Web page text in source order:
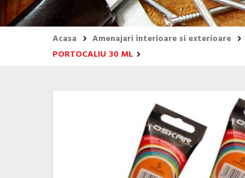
Acasa Amenajari interioare si exterioare
PORTOCALIU 30 ML